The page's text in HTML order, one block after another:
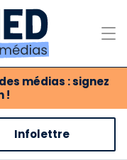
médias : signez
!
Infolettre